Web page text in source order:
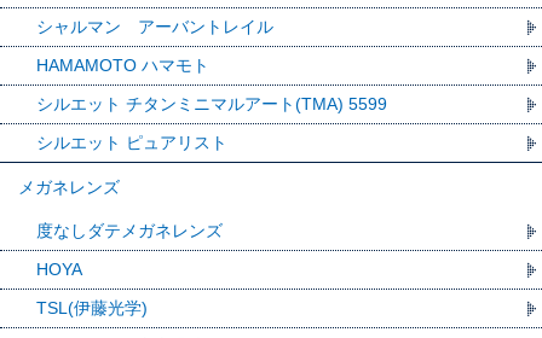
シャルマン アーバントレイル
HAMAMOTO ハマモト
シルエット チタンミニマルアート(TMA) 5599
シルエット ピュアリスト
メガネレンズ
度なしダテメガネレンズ
HOYA
TSL(伊藤光学)